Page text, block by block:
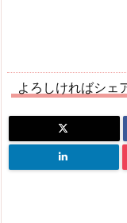
よろしければシェ